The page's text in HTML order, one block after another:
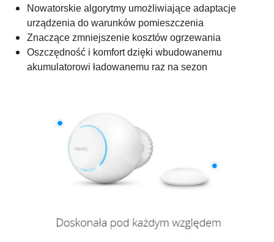
Nowatorskie algorytmy umożliwiające adaptacje
urządzenia do warunków pomieszczenia
Znaczące zmniejszenie kosztów ogrzewania
Oszczędność i komfort dzięki wbudowanemu
akumulatorowi ładowanemu raz na sezon